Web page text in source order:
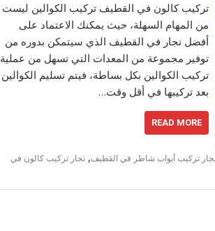
تركيب كالون في القطيف تركيب الكوالين ليست
من المهام السهلة، حيث يمكنك الاعتماد على
أفضل نجار في القطيف الذي سيتمكن بدوره من
توفير مجموعة من المعدات التي تسهل من عملية
تركيب الكوالين بكل بساطة، فيتم تسليم الكوالين
بعد تركيبها في أقل وقت…
READ MORE
تركيب أبواب شاطر في القطيف, نجار تركيب كالون في